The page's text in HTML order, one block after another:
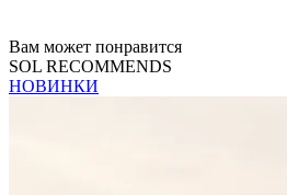
Вам может понравится
SOL RECOMMENDS
НОВИНКИ